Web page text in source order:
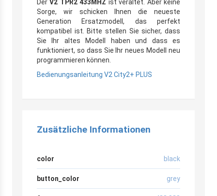
DerV2 TPR2 433MHZ ist veraltet. Aber keine
Sorge, wir schicken Ihnen die neueste
Generation Ersatzmodell, das perfekt
kompatibel ist. Bitte stellen Sie sicher, dass
Sie Ihr altes Modell haben und dass es
funktioniert, so dass Sie Ihr neues Modell neu
programmieren können.
Bedienungsanleitung V2 City2+ PLUS
Zusätzliche Informationen
color black
button_color grey